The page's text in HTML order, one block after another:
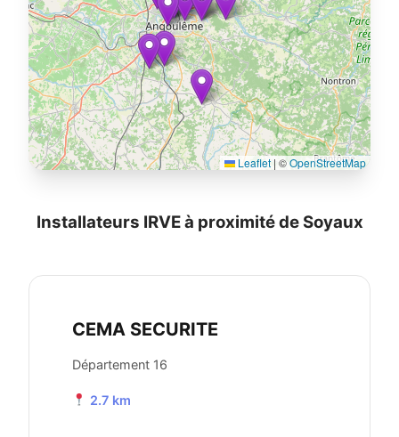
Leaflet | ©OpenStreetMap
Installateurs IRVE à proximité de Soyaux
CEMA SECURITE
Département 16
2.7 km